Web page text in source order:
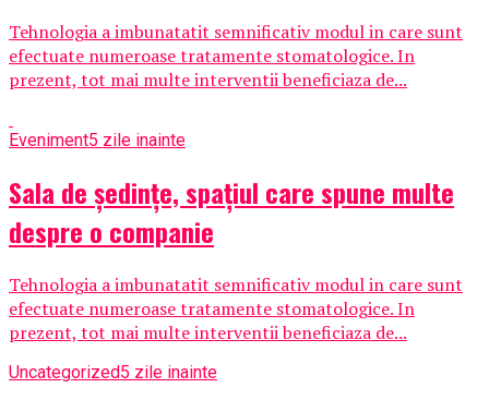
Tehnologia a imbunatatit semnificativ modul in care sunt
efectuate numeroase tratamente stomatologice. In
prezent, tot mai multe interventii beneficiaza de...
Eveniment5 zile inainte
Sala de ședințe, spațiul care spune multe
despre o companie
Tehnologia a imbunatatit semnificativ modul in care sunt
efectuate numeroase tratamente stomatologice. In
prezent, tot mai multe interventii beneficiaza de...
Uncategorized5 zile inainte